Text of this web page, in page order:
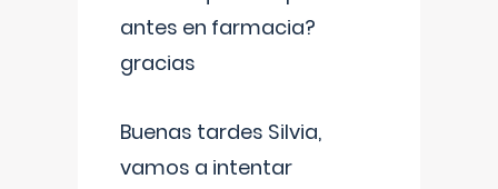
antes en farmacia?
gracias
Buenas tardes Silvia,
vamos a intentar